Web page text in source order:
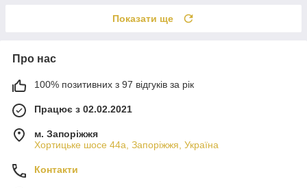
Показати ще
Про нас
100% позитивних з 97 відгуків за рік
Працює з 02.02.2021
м. Запоріжжя
Хортицьке шосе 44а, Запоріжжя, Україна
Контакти